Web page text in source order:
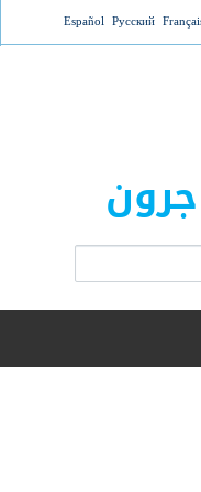
Русский
Español